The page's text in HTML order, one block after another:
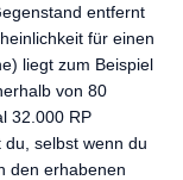
entfernt
für einen
liegt zum Beispiel
von 80
32.000 RP
du, selbst wenn du
den erhabenen